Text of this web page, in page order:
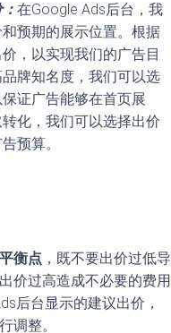
在Google Ads后台，我
预期的展示位置。根据
，以实现我们的广告目
牌知名度，我们可以选
证广告能够在首页展
化，我们可以选择出价
预算。
平衡点 ，既不要出价过低导
价过高造成不必要的费用
后台显示的建议出价，
调整。